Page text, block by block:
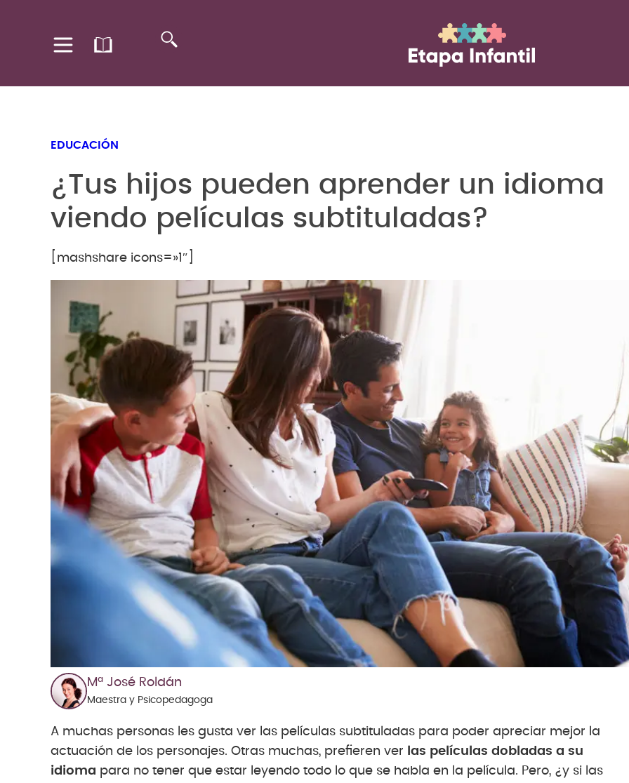
EDUCACIÓN
¿Tus hijos pueden aprender un idioma
viendo películas subtituladas?
[mashshare icons=»1″]
Mª José Roldán
Maestra y Psicopedagoga
A muchas personas les gusta ver las películas subtituladas para poder apreciar mejor la
actuación de los personajes. Otras muchas, prefieren ver
las películas dobladas a su
idioma para no tener que estar leyendo todo lo que se habla en la película. Pero, ¿y si las